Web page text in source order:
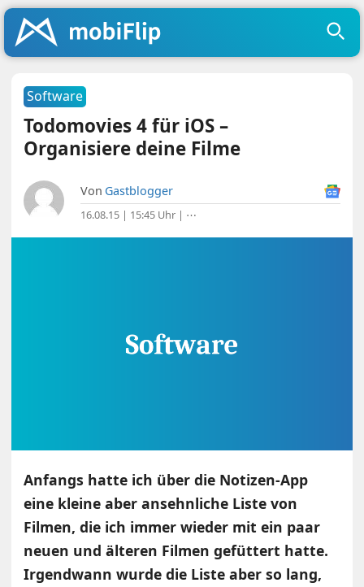
Software
Todomovies 4 für iOS –
Organisiere deine Filme
Von Gastblogger
16.08.15 | 15:45 Uhr | ⋯
Anfangs hatte ich über die Notizen-App
eine kleine aber ansehnliche Liste von
Filmen, die ich immer wieder mit ein paar
neuen und älteren Filmen gefüttert hatte.
Irgendwann wurde die Liste aber so lang,